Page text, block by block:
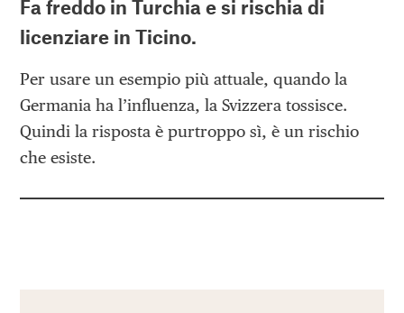
Fa freddo in Turchia e si rischia di
licenziare in Ticino.
Per usare un esempio più attuale, quando la
Germania ha l’influenza, la Svizzera tossisce.
Quindi la risposta è purtroppo sì, è un rischio
che esiste.